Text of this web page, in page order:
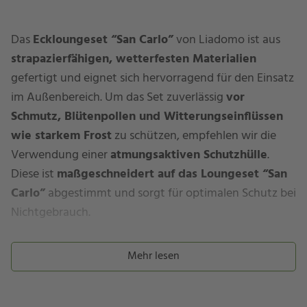
DasEckloungeset “San Carlo”von Liadomo ist aus
strapazierfähigen, wetterfesten Materialien
gefertigt und eignet sich hervorragend für den Einsatz
im Außenbereich. Um das Set zuverlässigvor
Schmutz, Blütenpollen und Witterungseinflüssen
wie starkem Frostzu schützen, empfehlen wir die
Verwendung eineratmungsaktiven Schutzhülle.
Diese ist maßgeschneidert auf das Loungeset “San
Carlo”abgestimmt und sorgt für optimalen Schutz bei
Nichtgebrauch.
Materialbeschaffenheit
Mehr lesen